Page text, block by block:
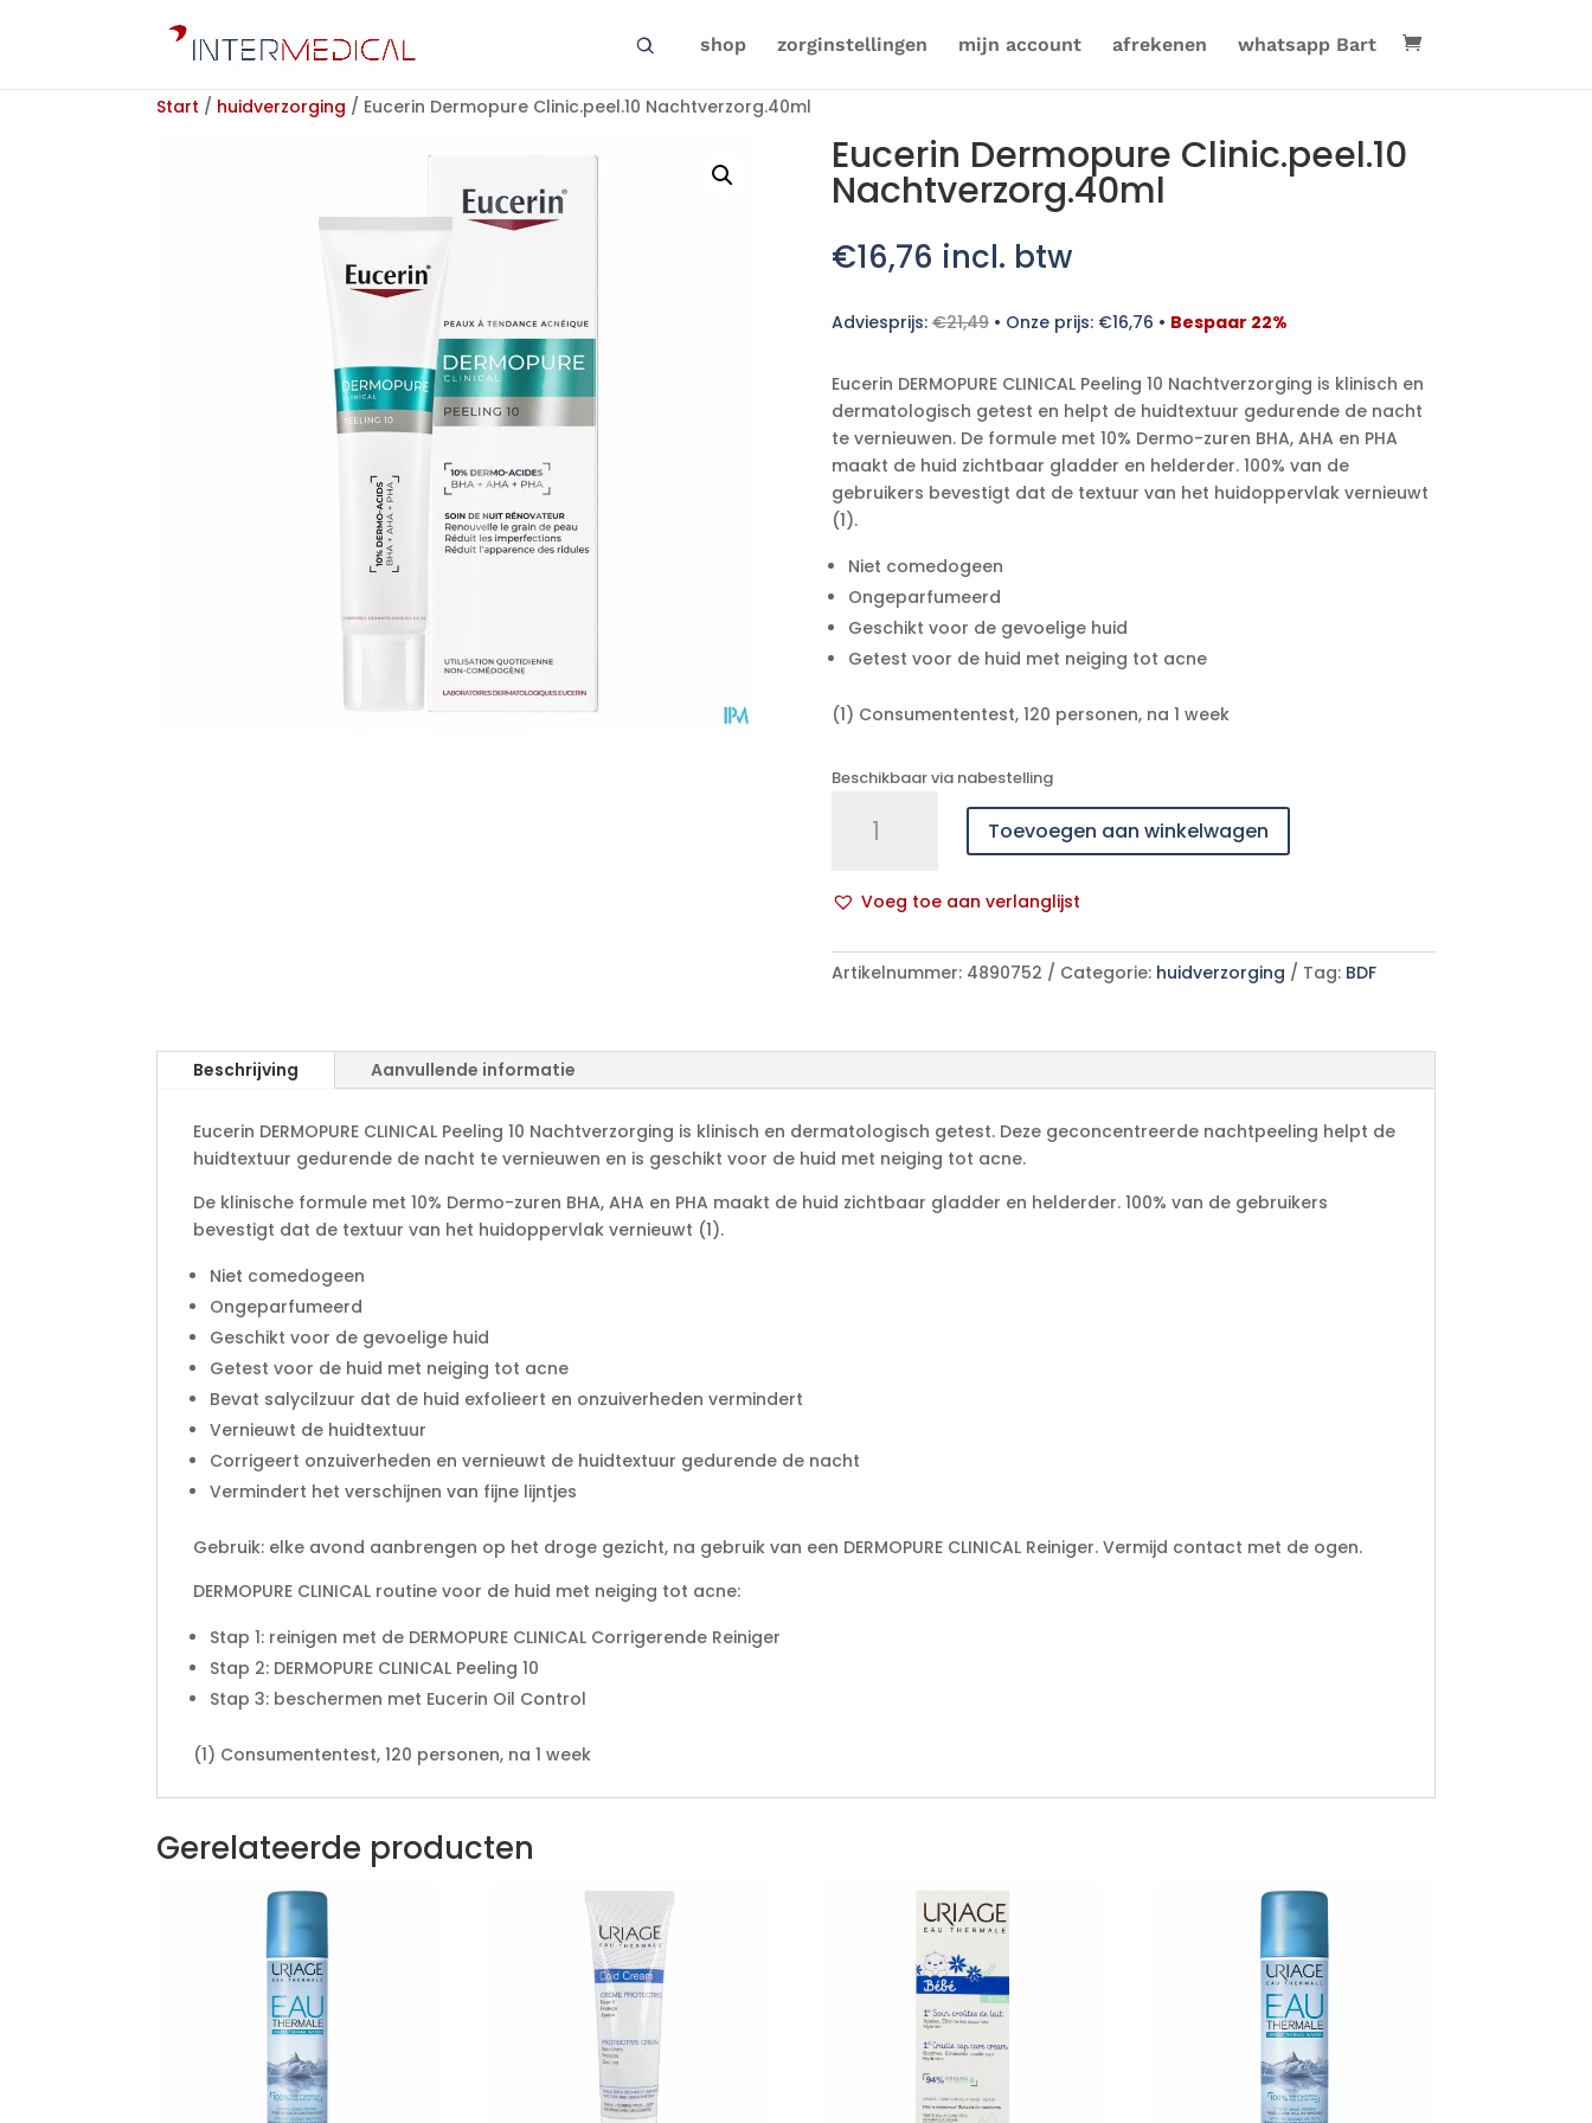
shop zorginstellingen mijn account afrekenen whatsapp Bart
Start / huidverzorging / Eucerin Dermopure Clinic.peel.10 Nachtverzorg.40ml
Eucerin Dermopure Clinic.peel.10
Nachtverzorg.40ml
€16,76 incl. btw
Adviesprijs:€21,49• Onze prijs: €16,76 • Bespaar 22%
Eucerin DERMOPURE CLINICAL Peeling 10 Nachtverzorging is klinisch en
dermatologisch getest en helpt de huidtextuur gedurende de nacht
te vernieuwen. De formule met 10% Dermo-zuren BHA, AHA en PHA
maakt de huid zichtbaar gladder en helderder. 100% van de
gebruikers bevestigt dat de textuur van het huidoppervlak vernieuwt
(1).
Niet comedogeen
Ongeparfumeerd
Geschikt voor de gevoelige huid
Getest voor de huid met neiging tot acne
(1) Consumententest, 120 personen, na 1 week
Beschikbaar via nabestelling
Dermopure
aantal
Toevoegen aan winkelwagen
Voeg toe aan verlanglijst
l
t
a
i
e
Artikelnummer: 4890752 Categorie: huidverzorging Tag: BDF
Beschrijving Aanvullende informatie
Eucerin DERMOPURE CLINICAL Peeling 10 Nachtverzorging is klinisch en dermatologisch getest. Deze geconcentreerde nachtpeeling helpt de
huidtextuur gedurende de nacht te vernieuwen en is geschikt voor de huid met neiging tot acne.
De klinische formule met 10% Dermo-zuren BHA, AHA en PHA maakt de huid zichtbaar gladder en helderder. 100% van de gebruikers
bevestigt dat de textuur van het huidoppervlak vernieuwt (1).
Niet comedogeen
Ongeparfumeerd
Geschikt voor de gevoelige huid
Getest voor de huid met neiging tot acne
Bevat salycilzuur dat de huid exfolieert en onzuiverheden vermindert
Vernieuwt de huidtextuur
Corrigeert onzuiverheden en vernieuwt de huidtextuur gedurende de nacht
Vermindert het verschijnen van fijne lijntjes
Gebruik: elke avond aanbrengen op het droge gezicht, na gebruik van een DERMOPURE CLINICAL Reiniger. Vermijd contact met de ogen.
DERMOPURE CLINICAL routine voor de huid met neiging tot acne:
Stap 1: reinigen met de DERMOPURE CLINICAL Corrigerende Reiniger
Stap 2: DERMOPURE CLINICAL Peeling 10
Stap 3: beschermen met Eucerin Oil Control
(1) Consumententest, 120 personen, na 1 week
Gerelateerde producten